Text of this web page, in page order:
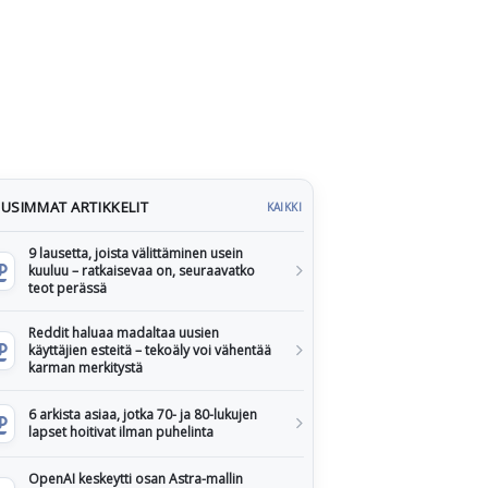
ARTIKKELIT KAIKKI
9 lausetta, joista välittäminen usein
kuuluu – ratkaisevaa on, seuraavatko
teot perässä
Reddit haluaa madaltaa uusien
käyttäjien esteitä – tekoäly voi vähentää
karman merkitystä
6 arkista asiaa, jotka 70- ja 80-lukujen
lapset hoitivat ilman puhelinta
OpenAI keskeytti osan Astra-mallin